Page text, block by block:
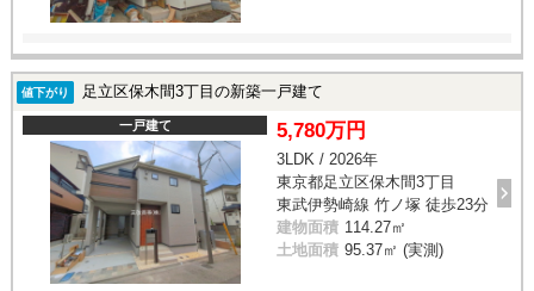
値下がり 足立区保木間3丁目の新築一戸建て
一戸建て 5,780万円
3LDK / 2026年
東京都足立区保木間3丁目
東武伊勢崎線 竹ノ塚 徒歩23分
建物面積 114.27㎡
土地面積 95.37㎡ (実測)